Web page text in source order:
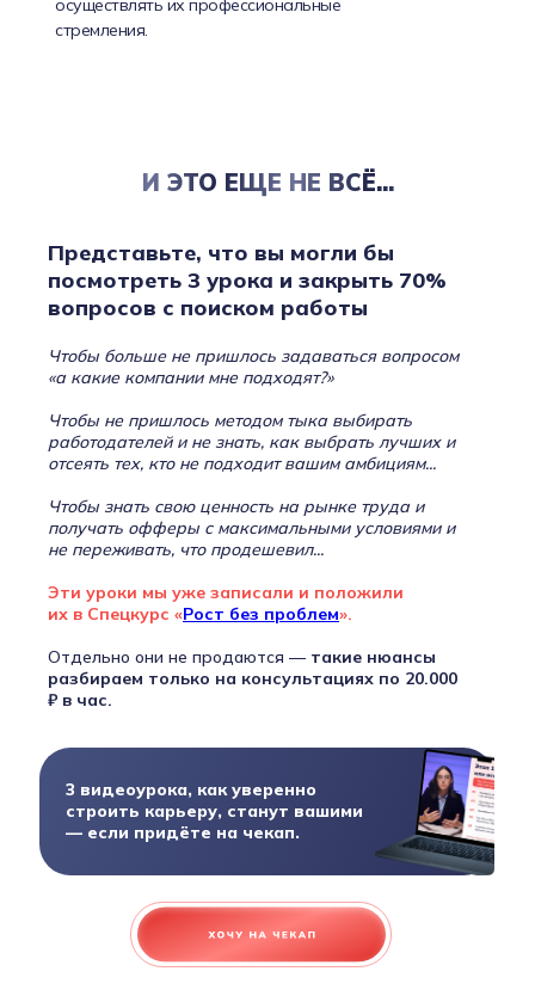
осуществлять их профессиональные
стремления.
Чтобы больше не пришлось задаваться вопросом
«а какие компании мне подходят?»
Чтобы не пришлось методом тыка выбирать
работодателей и не знать, как выбрать лучших и
отсеять тех, кто не подходит вашим амбициям...
Чтобы знать свою ценность на рынке труда и
получать офферы с максимальными условиями и
не переживать, что продешевил...
Эти уроки мы уже записали и положили
их в Спецкурс «Рост без проблем».
Отдельно они не продаются — такие нюансы
разбираем только на консультациях по 20.000
₽ в час.
Представьте, что вы могли бы
посмотреть 3 урока и закрыть 70%
вопросов с поиском работы
3 видеоурока, как уверенно
строить карьеру, станут вашими
— если придёте на чекап.
И ЭТО ЕЩЕ НЕ ВСЁ...